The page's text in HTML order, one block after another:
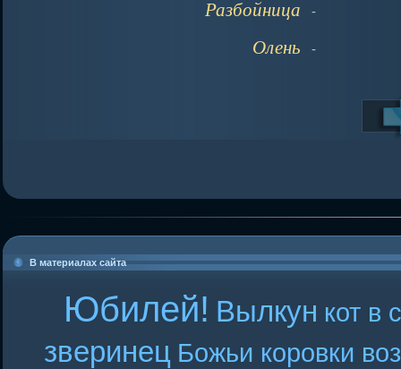
Разбойница -
Олень -
В материалах сайта
Юбилей! Вылкун кот в
зверинец Божьи коровки